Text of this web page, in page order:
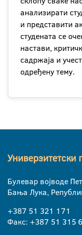
анализирати
и представити
студената се
настави,
садржаја и
одређену тему.
Универзитетски
Булевар војводе
Бања Лука,
+387 51 321 171
Факс: +387 51 315